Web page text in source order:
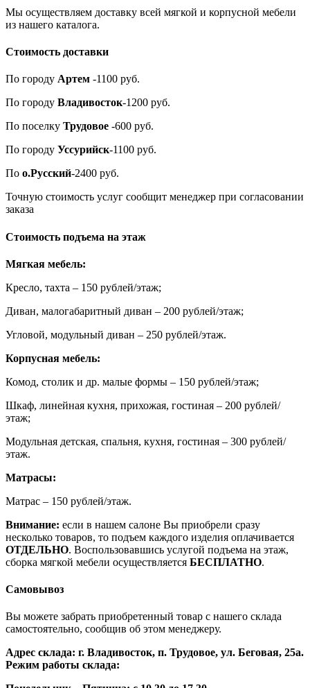
Мы осуществляем доставку всей мягкой и корпусной мебели
из нашего каталога.
Стоимость доставки
По городу Артем -1100 руб.
По городу Владивосток-1200 руб.
По поселку Трудовое -600 руб.
По городу Уссурийск-1100 руб.
По о.Русский-2400 руб.
Точную стоимость услуг сообщит менеджер при согласовании
заказа
Стоимость подъема на этаж
Мягкая мебель:
Кресло, тахта – 150 рублей/этаж;
Диван, малогабаритный диван – 200 рублей/этаж;
Угловой, модульный диван – 250 рублей/этаж.
Корпусная мебель:
Комод, столик и др. малые формы – 150 рублей/этаж;
Шкаф, линейная кухня, прихожая, гостиная – 200 рублей/
этаж;
Модульная детская, спальня, кухня, гостиная – 300 рублей/
этаж.
Матрасы:
Матрас – 150 рублей/этаж.
Внимание: если в нашем салоне Вы приобрели сразу
несколько товаров, то подъем каждого изделия оплачивается
ОТДЕЛЬНО. Воспользовавшись услугой подъема на этаж,
сборка мягкой мебели осуществляется БЕСПЛАТНО.
Самовывоз
Вы можете забрать приобретенный товар с нашего склада
самостоятельно, сообщив об этом менеджеру.
Адрес склада: г. Владивосток, п. Трудовое, ул. Беговая, 25а.
Режим работы склада: